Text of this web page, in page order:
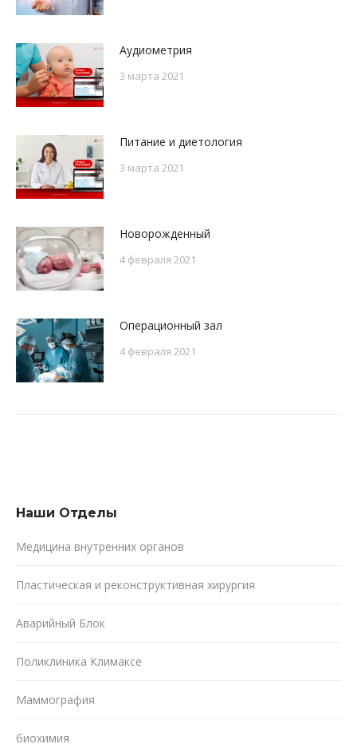
Аудиометрия
3 марта 2021
Питание и диетология
3 марта 2021
Новорожденный
4 февраля 2021
Операционный зал
4 февраля 2021
Наши Oтделы
Медицина внутренних органов
Пластическая и реконструктивная хирургия
Аварийный Блок
Поликлиника Климаксе
Маммография
биохимия